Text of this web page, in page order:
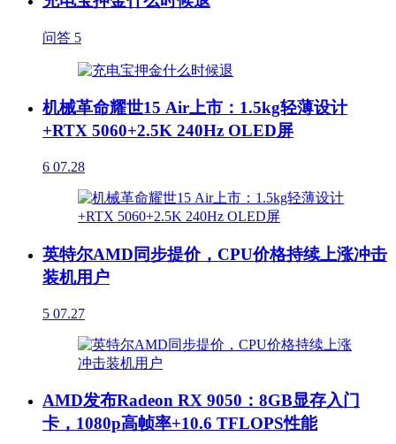
问答 5
机械革命耀世15 Air上市：1.5kg轻薄设计
+RTX 5060+2.5K 240Hz OLED屏
6 07.28
英特尔AMD同步提价，CPU价格持续上涨冲击
装机用户
5 07.27
AMD发布Radeon RX 9050：8GB显存入门
卡，1080p高帧率+10.6 TFLOPS性能